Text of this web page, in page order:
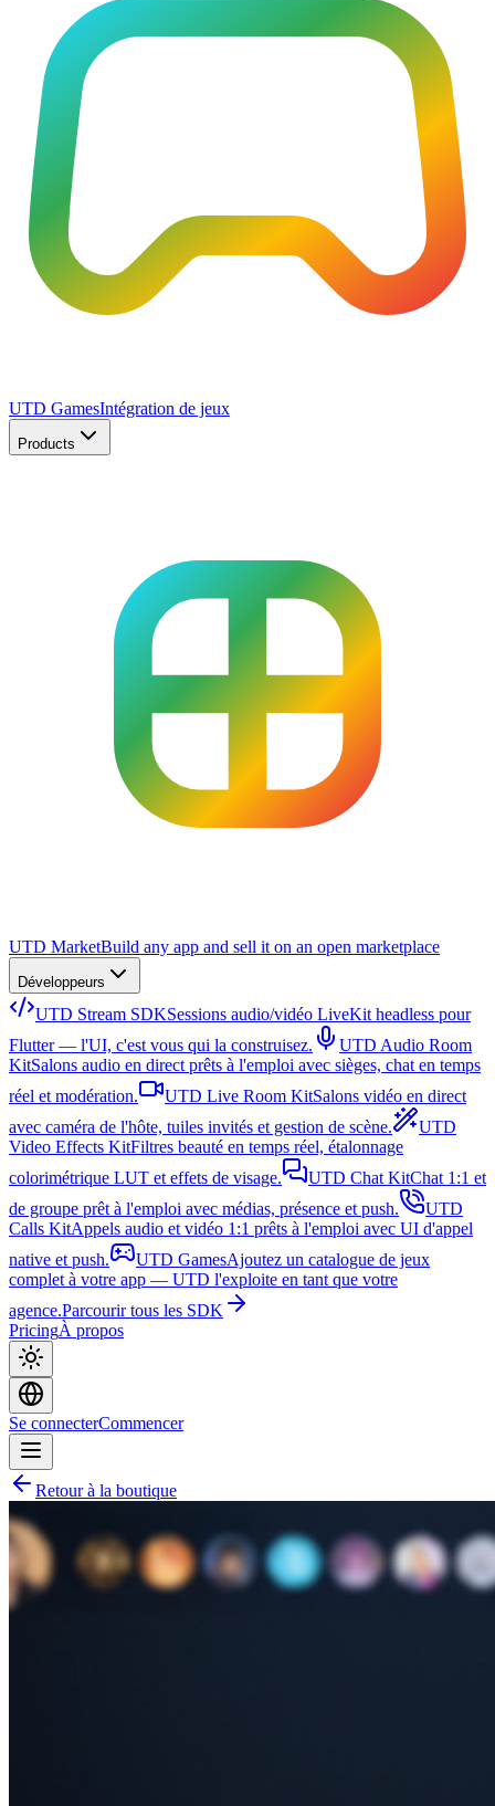
UTD GamesIntégration de jeux
Products
UTD MarketBuild any app and sell it on an open marketplace
Développeurs
UTD Stream SDKSessions audio/vidéo LiveKit headless pour
Flutter — l'UI, c'est vous qui la construisez.
UTD Audio Room
KitSalons audio en direct prêts à l'emploi avec sièges, chat en temps
réel et modération.
UTD Live Room KitSalons vidéo en direct
avec caméra de l'hôte, tuiles invités et gestion de scène.
UTD
Video Effects KitFiltres beauté en temps réel, étalonnage
colorimétrique LUT et effets de visage.
UTD Chat KitChat 1:1 et
de groupe prêt à l'emploi avec médias, présence et push.
UTD
Calls KitAppels audio et vidéo 1:1 prêts à l'emploi avec UI d'appel
native et push.
UTD GamesAjoutez un catalogue de jeux
complet à votre app — UTD l'exploite en tant que votre
agence.Parcourir tous les SDK
PricingÀ propos
Se connecterCommencer
Retour à la boutique